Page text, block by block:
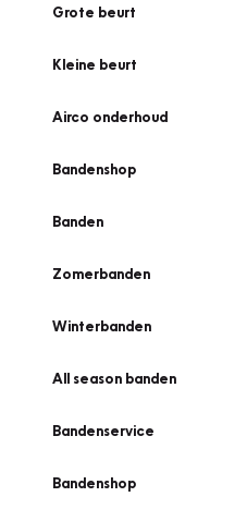
Grote beurt
Kleine beurt
Airco onderhoud
Bandenshop
Banden
Zomerbanden
Winterbanden
All season banden
Bandenservice
Bandenshop